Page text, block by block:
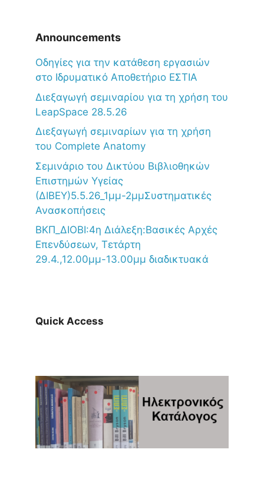
Announcements
Oδηγίες για την κατάθεση εργασιών
στο Ιδρυματικό Αποθετήριο ΕΣΤΙΑ
Διεξαγωγή σεμιναρίου για τη χρήση του
LeapSpace 28.5.26
Διεξαγωγή σεμιναρίων για τη χρήση
του Complete Anatomy
Σεμινάριο του Δικτύου Βιβλιοθηκών
Επιστημών Υγείας
(ΔΙΒΕΥ)5.5.26_1μμ-2μμΣυστηματικές
Ανασκοπήσεις
ΒΚΠ_ΔΙΟΒΙ:4η Διάλεξη:Βασικές Αρχές
Επενδύσεων, Τετάρτη
29.4.,12.00μμ-13.00μμ διαδικτυακά
Quick Access